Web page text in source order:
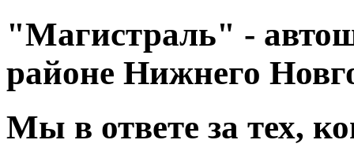
"Магистраль" -
районе Нижнего
Мы в ответе за тех,